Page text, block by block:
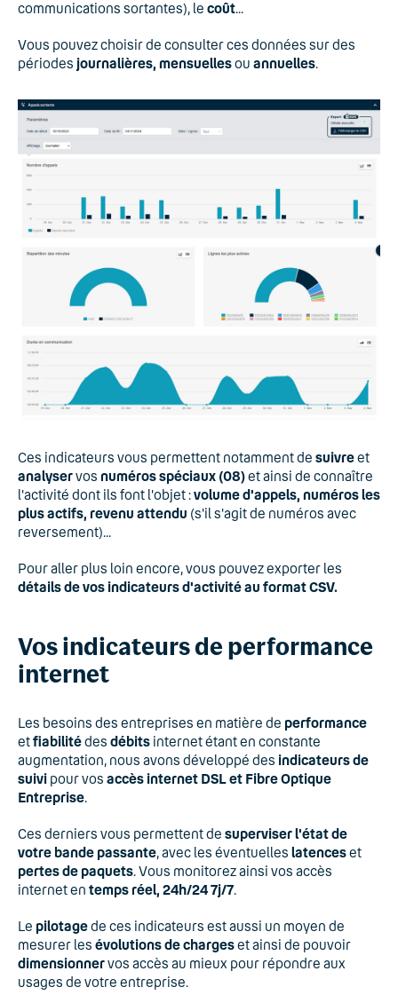
communications sortantes), le coût...
Vous pouvez choisir de consulter ces données sur des
périodes journalières, mensuellesou annuelles.
Ces indicateurs vous permettent notamment de suivreet
analyservos numéros spéciaux (08)et ainsi de connaître
l'activité dont ils font l'objet :volume d'appels, numéros les
plus actifs, revenu attendu (s'il s'agit de numéros avec
reversement)...
Pour aller plus loin encore, vous pouvez exporter les
détails de vos indicateurs d'activité au format CSV.
Vos indicateurs de performance
internet
Les besoins des entreprises en matière de performance
etfiabilitédes débits internet étant en constante
augmentation, nous avons développé des indicateurs de
suivi pour vos accès internet DSL et Fibre Optique
Entreprise.
Ces derniers vous permettent de superviser l'état de
votre bande passante, avec les éventuelles latenceset
pertes de paquets. Vous monitorez ainsi vos accès
internet en temps réel, 24h/24 7j/7.
Le pilotagede ces indicateurs est aussi un moyen de
mesurer les évolutions de chargeset ainsi de pouvoir
dimensionnervos accès au mieux pour répondre aux
usages de votre entreprise.